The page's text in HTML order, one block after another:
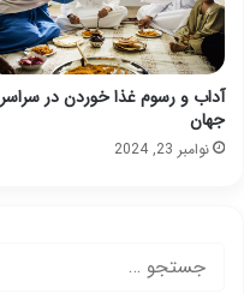
آداب و رسوم غذا خوردن در سراسر
جهان
نوامبر 23, 2024